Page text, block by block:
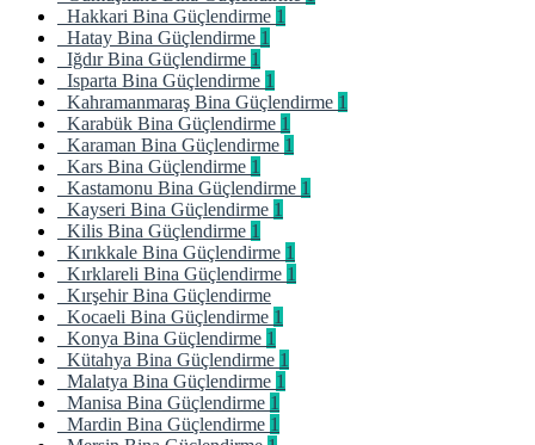
Hakkari Bina Güçlendirme 1
Hatay Bina Güçlendirme 1
Iğdır Bina Güçlendirme 1
Isparta Bina Güçlendirme 1
Kahramanmaraş Bina Güçlendirme 1
Karabük Bina Güçlendirme 1
Karaman Bina Güçlendirme 1
Kars Bina Güçlendirme 1
Kastamonu Bina Güçlendirme 1
Kayseri Bina Güçlendirme 1
Kilis Bina Güçlendirme 1
Kırıkkale Bina Güçlendirme 1
Kırklareli Bina Güçlendirme 1
Kırşehir Bina Güçlendirme
Kocaeli Bina Güçlendirme 1
Konya Bina Güçlendirme 1
Kütahya Bina Güçlendirme 1
Malatya Bina Güçlendirme 1
Manisa Bina Güçlendirme 1
Mardin Bina Güçlendirme 1